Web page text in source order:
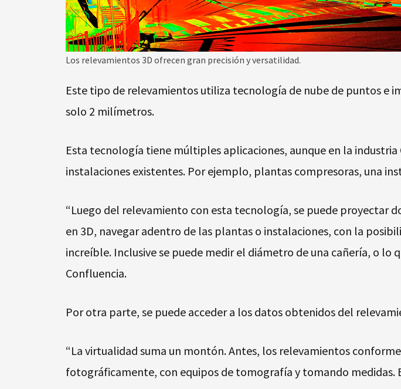
Los relevamientos 3D ofrecen gran precisión y versatilidad.
Este tipo de relevamientos utiliza tecnología de nube de puntos e
solo 2 milímetros.
Esta tecnología tiene múltiples aplicaciones, aunque en la
instalaciones existentes. Por ejemplo, plantas compresoras, una
“Luego del relevamiento con esta tecnología, se puede proyectar
en 3D, navegar adentro de las plantas o instalaciones, con la
increíble. Inclusive se puede medir el diámetro de una cañería, o
Confluencia.
Por otra parte, se puede acceder a los datos obtenidos del
“La virtualidad suma un montón. Antes, los relevamientos
fotográficamente, con equipos de tomografía y tomando medidas.